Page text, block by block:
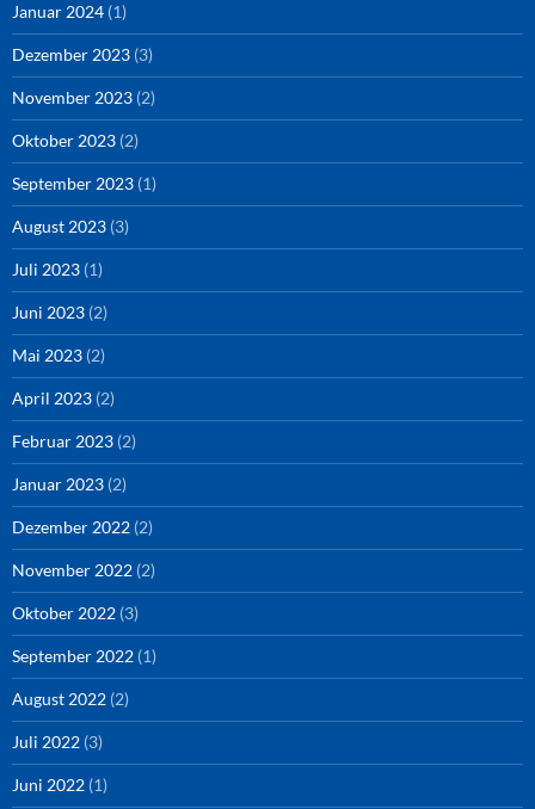
Januar 2024 (1)
Dezember 2023 (3)
November 2023 (2)
Oktober 2023 (2)
September 2023 (1)
August 2023 (3)
Juli 2023 (1)
Juni 2023 (2)
Mai 2023 (2)
April 2023 (2)
Februar 2023 (2)
Januar 2023 (2)
Dezember 2022 (2)
November 2022 (2)
Oktober 2022 (3)
September 2022 (1)
August 2022 (2)
Juli 2022 (3)
Juni 2022 (1)